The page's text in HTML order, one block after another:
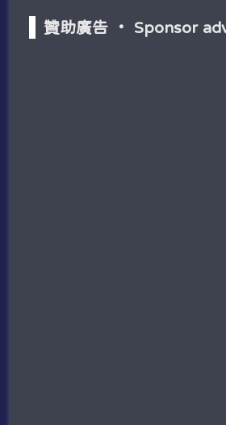
贊助廣告 ‧ Sponsor